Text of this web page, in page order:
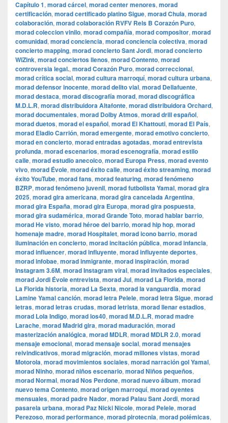
Capítulo 1, morad cárcel, morad center menores, morad
certificación, morad certificado platino Sigue, morad Chula, morad
colaboración, morad colaboración RVFV Rels B Corazón Puro,
morad coleccion vinilo, morad compañía, morad compositor, morad
comunidad, morad conciencia, morad conciencia colectiva, morad
concierto mapping, morad concierto Sant Jordi, morad concierto
WiZink, morad conciertos llenos, morad Contento, morad
controversia legal., morad Corazón Puro, morad correccional,
morad crítica social, morad cultura marroquí, morad cultura urbana,
morad defensor inocente, morad delito vial, morad Dellafuente,
morad destaca, morad discografía morad, morad discográfica
M.D.L.R, morad distribuidora Altafonte, morad distribuidora Orchard,
morad documentales, morad Dolby Atmos, morad drill español,
morad duetos, morad el español, morad El Khattouti, morad El País,
morad Eladio Carrión, morad emergente, morad emotivo concierto,
morad en concierto, morad entradas agotadas, morad entrevista
profunda, morad escenarios, morad escenografía, morad estilo
calle, morad estudio anecoico, morad Europa Press, morad evento
vivo, morad Évole, morad éxito calle, morad éxito streaming, morad
éxito YouTube, morad fans, morad featuring, morad fenómeno
BZRP, morad fenómeno juvenil, morad futbolista Yamal, morad gira
2025, morad gira americana, morad gira cancelada Argentina,
morad gira España, morad gira Europa, morad gira pospuesta,
morad gira sudamérica, morad Grande Toto, morad hablar barrio,
morad He visto, morad héroe del barrio, morad hip hop, morad
homenaje madre, morad Hospitalet, morad icono barrio, morad
iluminación en concierto, morad incitación pública, morad infancia,
morad influencer, morad influyente, morad influyente deportes,
morad infobae, morad inmigrante, morad inspiración, morad
Instagram 3.6M, morad Instagram viral, morad invitados especiales,
morad Jordi Évole entrevista, morad Jul, morad La Florida, morad
La Florida historia, morad La Sexta, morad la vanguardia, morad
Lamine Yamal canción, morad letra Pelele, morad letra Sigue, morad
letras, morad letras crudas, morad letrista, morad llenar estadios,
morad Lola Indigo, morad los40, morad M.D.L.R, morad madre
Larache, morad Madrid gira, morad maduración, morad
masterización analógica, morad MDLR, morad MDLR 2.0, morad
mensaje emocional, morad mensaje social, morad mensajes
reivindicativos, morad migración, morad millones vistas, morad
Motorola, morad movimientos sociales, morad narración gol Yamal,
morad Ninho, morad niños escenario, morad Niños pequeños,
morad Normal, morad Nos Perdone, morad nuevo álbum, morad
nuevo tema Contento, morad origen marroquí, morad oyentes
mensuales, morad padre Nador, morad Palau Sant Jordi, morad
pasarela urbana, morad Paz Nicki Nicole, morad Pelele, morad
Perezoso, morad performance, morad pirotecnia, morad polémicas,